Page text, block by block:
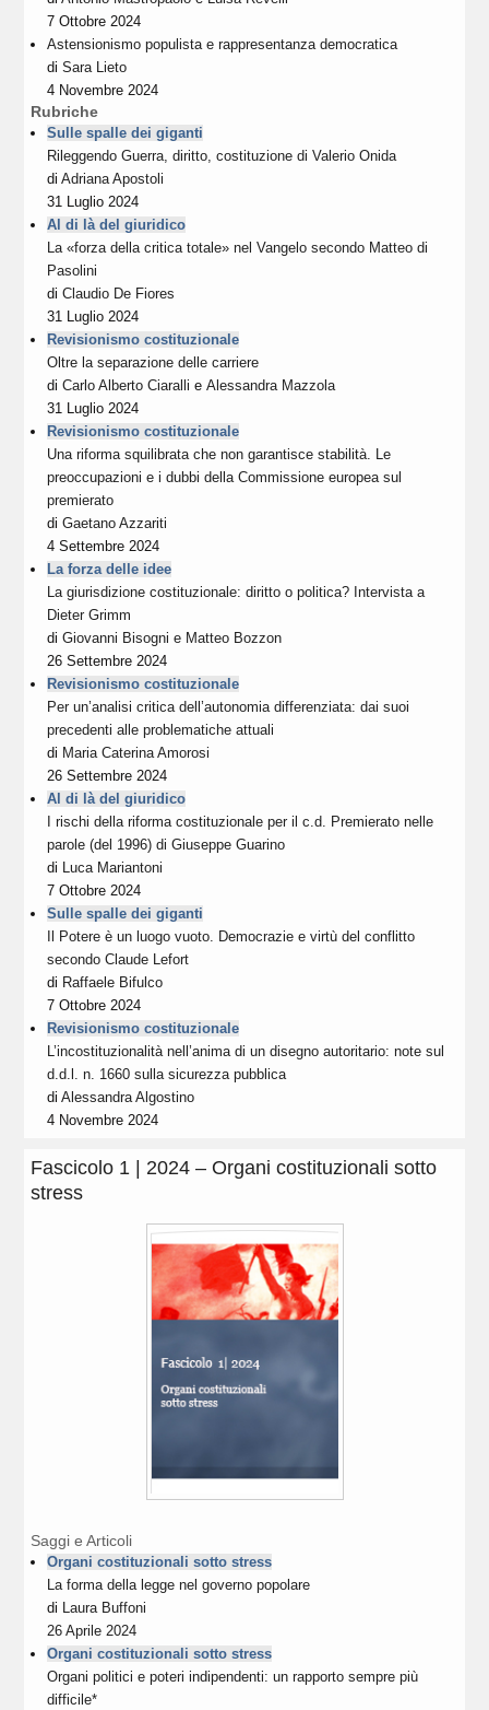
7 Ottobre 2024
Astensionismo populista e rappresentanza democratica
diSara Lieto
4 Novembre 2024
Rubriche
Sulle spalle dei giganti
Rileggendo Guerra, diritto, costituzione di Valerio Onida
diAdriana Apostoli
31 Luglio 2024
Al di là del giuridico
La «forza della critica totale» nel Vangelo secondo Matteo di
Pasolini
diClaudio De Fiores
31 Luglio 2024
Revisionismo costituzionale
Oltre la separazione delle carriere
diCarlo Alberto Ciaralli eAlessandra Mazzola
31 Luglio 2024
Revisionismo costituzionale
Una riforma squilibrata che non garantisce stabilità. Le
preoccupazioni e i dubbi della Commissione europea sul
premierato
diGaetano Azzariti
4 Settembre 2024
La forza delle idee
La giurisdizione costituzionale: diritto o politica? Intervista a
Dieter Grimm
diGiovanni Bisogni e Matteo Bozzon
26 Settembre 2024
Revisionismo costituzionale
Per un’analisi critica dell’autonomia differenziata: dai suoi
precedenti alle problematiche attuali
di Maria Caterina Amorosi
26 Settembre 2024
Al di là del giuridico
I rischi della riforma costituzionale per il c.d. Premierato nelle
parole (del 1996) di Giuseppe Guarino
di Luca Mariantoni
7 Ottobre 2024
Sulle spalle dei giganti
Il Potere è un luogo vuoto. Democrazie e virtù del conflitto
secondo Claude Lefort
di Raffaele Bifulco
7 Ottobre 2024
Revisionismo costituzionale
L’incostituzionalità nell’anima di un disegno autoritario: note sul
d.d.l. n. 1660 sulla sicurezza pubblica
diAlessandra Algostino
4 Novembre 2024
Fascicolo 1 | 2024 – Organi costituzionali sotto
stress
Saggi e Articoli
Organi costituzionali sotto stress
La forma della legge nel governo popolare
di Laura Buffoni
26 Aprile 2024
Organi costituzionali sotto stress
Organi politici e poteri indipendenti: un rapporto sempre più
difficile*